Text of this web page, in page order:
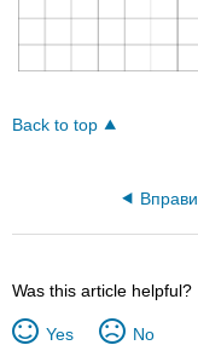
Back to top
Вправи
Was this article helpful?
Yes No